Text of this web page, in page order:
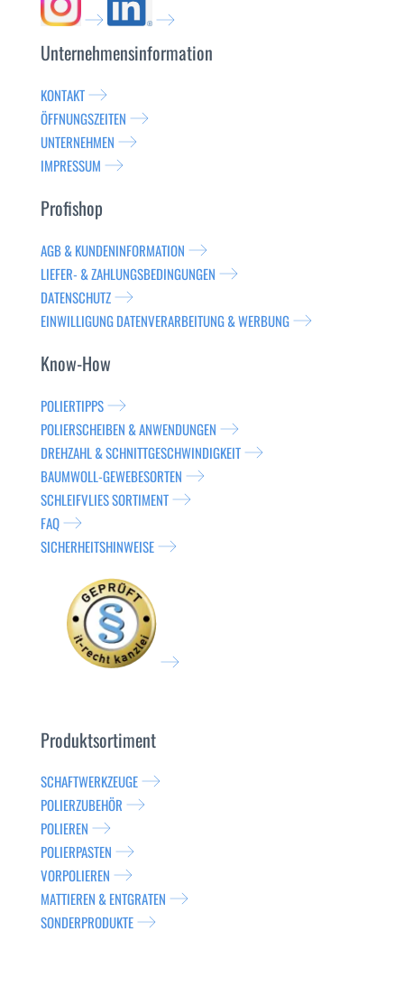
Unternehmensinformation
KONTAKT
ÖFFNUNGSZEITEN
UNTERNEHMEN
IMPRESSUM
Profishop
AGB & KUNDENINFORMATION
LIEFER- & ZAHLUNGSBEDINGUNGEN
DATENSCHUTZ
EINWILLIGUNG DATENVERARBEITUNG & WERBUNG
Know-How
POLIERTIPPS
POLIERSCHEIBEN & ANWENDUNGEN
DREHZAHL & SCHNITTGESCHWINDIGKEIT
BAUMWOLL-GEWEBESORTEN
SCHLEIFVLIES SORTIMENT
FAQ
SICHERHEITSHINWEISE
Produktsortiment
SCHAFTWERKZEUGE
POLIERZUBEHÖR
POLIEREN
POLIERPASTEN
VORPOLIEREN
MATTIEREN & ENTGRATEN
SONDERPRODUKTE